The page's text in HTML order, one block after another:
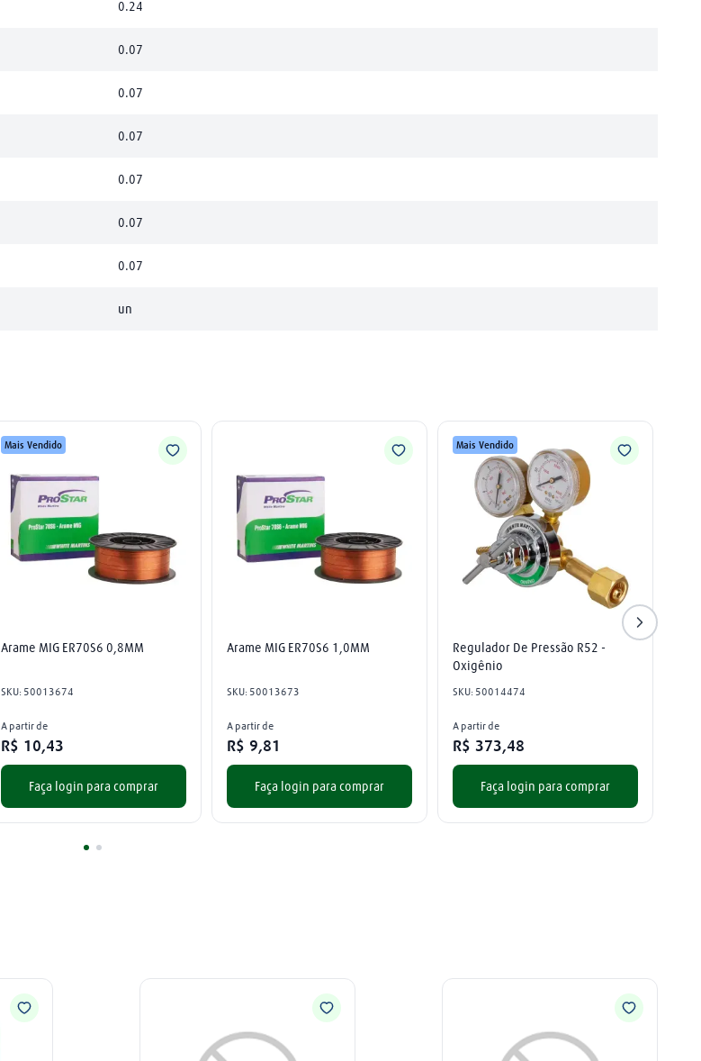
0.24
0.07
0.07
0.07
0.07
0.07
0.07
un
Mais Vendido
Arame MIG ER70S6 0,8MM
SKU: 50013674
A partir de
R$ 10,43
Faça login para comprar
Arame MIG ER70S6 1,0MM
SKU: 50013673
A partir de
R$ 9,81
Faça login para comprar
Mais Vendido
Regulador De Pressão R52 -
Oxigênio
SKU: 50014474
A partir de
R$ 373,48
Faça login para comprar